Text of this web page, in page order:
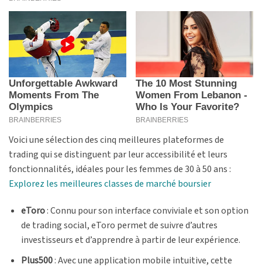
Voici une sélection des cinq meilleures plateformes de
trading qui se distinguent par leur accessibilité et leurs
fonctionnalités, idéales pour les femmes de 30 à 50 ans :
Explorez les meilleures classes de marché boursier
eToro: Connu pour son interface conviviale et son option
de trading social, eToro permet de suivre d’autres
investisseurs et d’apprendre à partir de leur expérience.
Plus500: Avec une application mobile intuitive, cette